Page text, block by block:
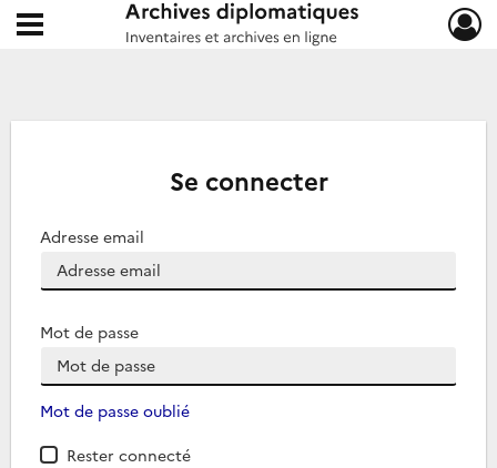
Archives diplomatiques
Ouvrir le menu déroulant
Se connecter
Adresse email
Mot de passe
Mot de passe oublié
Rester connecté